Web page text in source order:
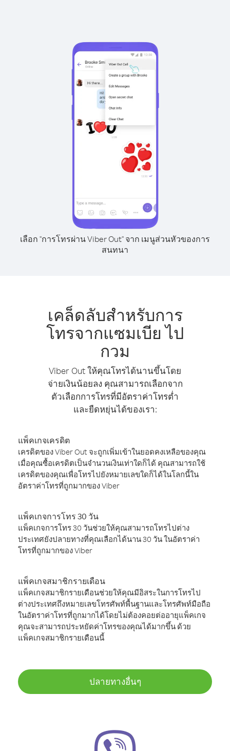
เลือก "การโทรผ่าน Viber Out" จาก เมนูส่วนหัวของการ
สนทนา
เคล็ดลับสำหรับการ
โทรจากแซมเบีย ไป
กวม
Viber Out ให้คุณโทรได้นานขึ้นโดย
จ่ายเงินน้อยลง คุณสามารถเลือกจาก
ตัวเลือกการโทรที่มีอัตราค่าโทรต่ำ
และยืดหยุ่นได้ของเรา:
แพ็คเกจเครดิต
เครดิตของ Viber Out จะถูกเพิ่มเข้าในยอดคงเหลือของคุณ
เมื่อคุณซื้อเครดิตเป็นจำนวนเงินเท่าใดก็ได้ คุณสามารถใช้
เครดิตของคุณเพื่อโทรไปยังหมายเลขใดก็ได้ในโลกนี้ใน
อัตราค่าโทรที่ถูกมากของ Viber
แพ็คเกจการโทร 30 วัน
แพ็คเกจการโทร 30 วันช่วยให้คุณสามารถโทรไปต่าง
ประเทศยังปลายทางที่คุณเลือกได้นาน 30 วัน ในอัตราค่า
โทรที่ถูกมากของ Viber
แพ็คเกจสมาชิกรายเดือน
แพ็คเกจสมาชิกรายเดือนช่วยให้คุณมีอิสระในการโทรไป
ต่างประเทศถึงหมายเลขโทรศัพท์พื้นฐานและโทรศัพท์มือถือ
ในอัตราค่าโทรที่ถูกมากได้โดยไม่ต้องคอยต่ออายุแพ็คเกจ
คุณจะสามารถประหยัดค่าโทรของคุณได้มากขึ้น ด้วย
แพ็คเกจสมาชิกรายเดือนนี้
ปลายทางอื่นๆ